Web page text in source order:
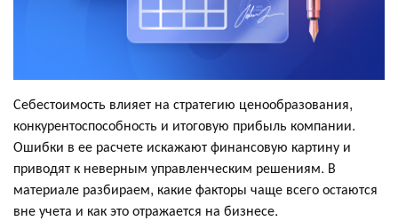
Себестоимость влияет на стратегию ценообразования,
конкурентоспособность и итоговую прибыль компании.
Ошибки в ее расчете искажают финансовую картину и
приводят к неверным управленческим решениям. В
материале разбираем, какие факторы чаще всего остаются
вне учета и как это отражается на бизнесе.